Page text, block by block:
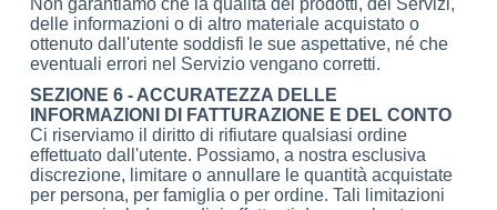
Non garantiamo che la qualità dei prodotti, dei Servizi,
delle informazioni o di altro materiale acquistato o
ottenuto dall'utente soddisfi le sue aspettative, né che
eventuali errori nel Servizio vengano corretti.
SEZIONE 6 - ACCURATEZZA DELLE
INFORMAZIONI DI FATTURAZIONE E DEL CONTO
Ci riserviamo il diritto di rifiutare qualsiasi ordine
effettuato dall'utente. Possiamo, a nostra esclusiva
discrezione, limitare o annullare le quantità acquistate
per persona, per famiglia o per ordine. Tali limitazioni